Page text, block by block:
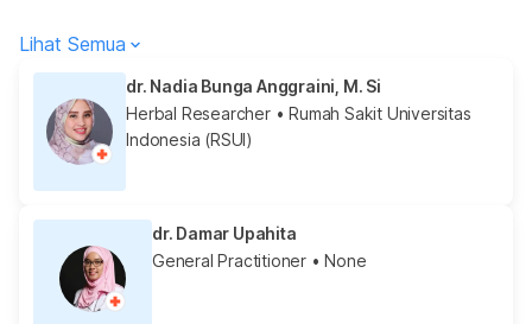
Lihat Semua
dr. Nadia Bunga Anggraini, M. Si
Herbal Researcher• Rumah Sakit Universitas
Indonesia (RSUI)
dr. Damar Upahita
General Practitioner • None